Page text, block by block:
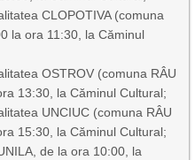
CLOPOTIVA (comuna
la ora 11:30, la Căminul
OSTROV (comuna RÂU
13:30, la Căminul Cultural;
UNCIUC (comuna RÂU
15:30, la Căminul Cultural;
de la ora 10:00, la